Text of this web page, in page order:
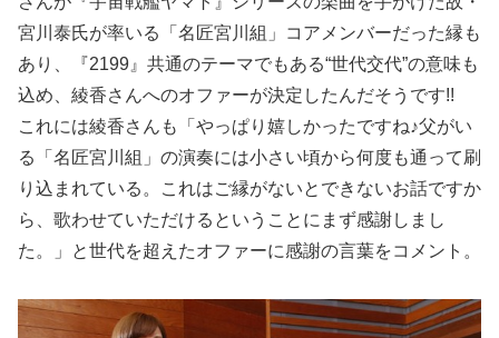
宮川泰氏が率いる「名匠宮川組」コアメンバーだった縁も
あり、『2199』共通のテーマでもある“世代交代”の意味も
込め、綾香さんへのオファーが決定したんだそうです!!
これには綾香さんも「やっぱり嬉しかったですね♪父がい
る「名匠宮川組」の演奏には小さい頃から何度も通って刷
り込まれている。これはご縁がないとできないお話ですか
ら、歌わせていただけるということにまず感謝しまし
た。」と世代を超えたオファーに感謝の言葉をコメント。